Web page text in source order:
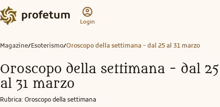
Login
Magazine/Esoterismo/Oroscopo della settimana - dal 25 al 31 marzo
Oroscopo della settimana - dal 25
al 31 marzo
Rubrica: Oroscopo della settimana